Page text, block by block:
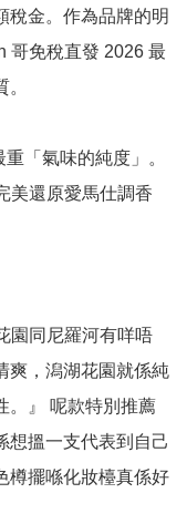
稅金。作為品牌的明
哥免稅直發 2026 最
「氣味的純度」。
美還原愛馬仕調香
園同尼羅河有咩唔
爽，潟湖花園就係純
。』 呢款特別推薦
想搵一支代表到自己
樽擺喺化妝檯真係好